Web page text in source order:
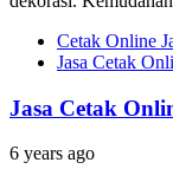
Cetak Online
Jasa Cetak
Jasa Cetak
6 years ago